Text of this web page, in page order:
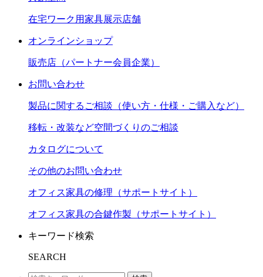
在宅ワーク用家具展示店舗
オンラインショップ
販売店（パートナー会員企業）
お問い合わせ
製品に関するご相談（使い方・仕様・ご購入など）
移転・改装など空間づくりのご相談
カタログについて
その他のお問い合わせ
オフィス家具の修理（サポートサイト）
オフィス家具の合鍵作製（サポートサイト）
キーワード検索
SEARCH